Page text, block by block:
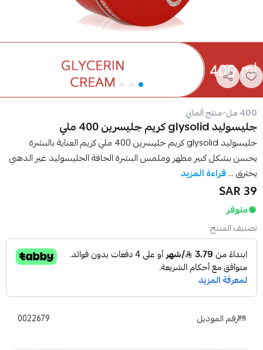
400 مل-منتج ألماني
جليسوليد glysolid كريم جليسرين 400 ملي
جليسوليد glysolid كريم جليسرين 400 ملي كريم العناية بالبشرة
يحسن بشكل كبير مظهر وملمس البشرة الجافة الجليسوليد غير الدهني
يخترق ...قراءة المزيد
39 SAR
متوفر
تصنيف المنتج:
رقم الموديل 0022679